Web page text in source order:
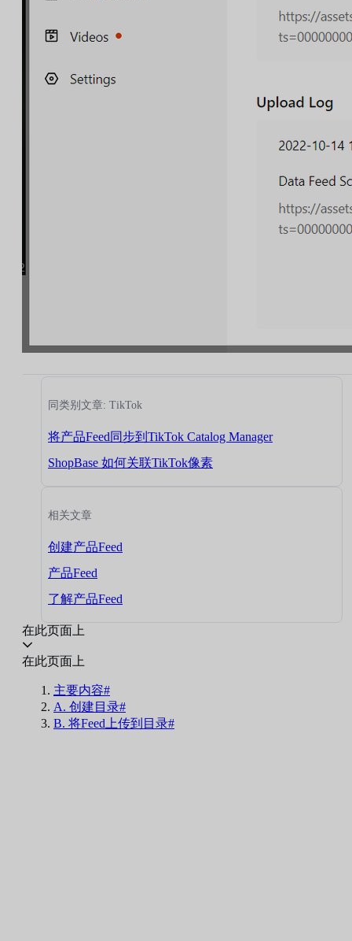
同类别文章: TikTok
将产品Feed同步到TikTok Catalog Manager
ShopBase 如何关联TikTok像素
相关文章
创建产品Feed
产品Feed
了解产品Feed
在此页面上
在此页面上
主要内容#
A. 创建目录#
B. 将Feed上传到目录#